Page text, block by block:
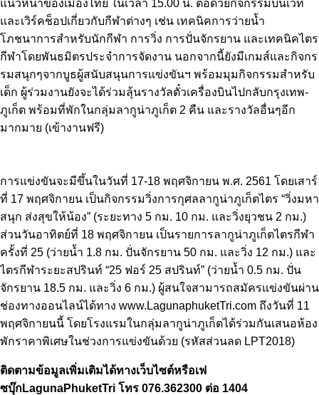
แนวหน้าของเมืองไทย ในเวลา 15.00 น. ต่อด้วยกิจกรรมบนเวที
และเวิร์คช็อปเกี่ยวกับกีฬาต่างๆ เช่น เทคนิคการว่ายน้ำ
โภชนาการสำหรับนักกีฬา การวิ่ง การปั่นจักรยาน และเทคนิคไตร
กีฬาโดยพันธมิตรประจำการจัดงาน นอกจากนี้ยังมีเกมส์และกิจกร
รมสนุกๆจากบูธผู้สนับสนุนการแข่งขันฯ พร้อมมุมกิจกรรมสำหรับ
เด็ก ผู้ร่วมงานยังจะได้ร่วมลุ้นรางวัลตั๋วเครื่องบินไปกลับกรุงเทพ-
ภูเก็ต พร้อมที่พักในกลุ่มลากูน่าภูเก็ต 2 คืน และรางวัลอื่นๆอีก
มากมาย (เข้างานฟรี)
การแข่งขันจะมีขึ้นในวันที่ 17-18 พฤศจิกายน พ.ศ. 2561 โดยเสาร์
ที่ 17 พฤศจิกายน เป็นกิจกรรมวิ่งการกุศลลากูน่าภูเก็ตไตร “วิ่งมหา
สนุก ส่งสุขให้น้อง” (ระยะทาง 5 กม. 10 กม. และวิ่งยุวชน 2 กม.)
ส่วนวันอาทิตย์ที่ 18 พฤศจิกายน เป็นรายการลากูน่าภูเก็ตไตรกีฬา
ครั้งที่ 25 (ว่ายน้ำ 1.8 กม. ปั่นจักรยาน 50 กม. และวิ่ง 12 กม.) และ
ไตรกีฬาระยะสปรินท์ “25 ฟอร์ 25 สปรินท์” (ว่ายน้ำ 0.5 กม. ปั่น
จักรยาน 18.5 กม. และวิ่ง 6 กม.) ผู้สนใจสามารถสมัครแข่งขันผ่าน
ช่องทางออนไลน์ได้ทาง www.LagunaphuketTri.com ถึงวันที่ 11
พฤศจิกายนนี้ โดยโรงแรมในกลุ่มลากูน่าภูเก็ตได้ร่วมกันเสนอห้อง
พักราคาพิเศษในช่วงการแข่งขันด้วย (รหัสส่วนลด LPT2018)
ติดตามข้อมูลเพิ่มเติมได้ทางเว็บไซต์หรือเฟ
ซบุ๊กLagunaPhuketTri โทร 076.362300 ต่อ 1404